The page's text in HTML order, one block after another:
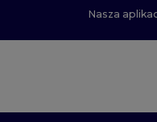
Nasza